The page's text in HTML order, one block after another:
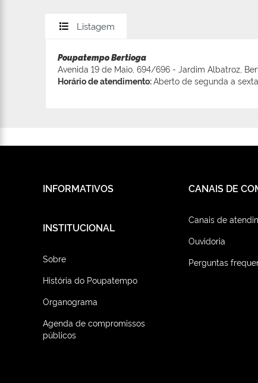
Listagem
Poupatempo Bertioga
Avenida 19 de Maio, 694/696 - Jardim Albatroz,
Horário de atendimento:Aberto de segunda a
INFORMATIVOS CANAIS DE
Canais de
Ouvidoria
Perguntas
INSTITUCIONAL
Sobre
História do Poupatempo
Organograma
Agenda de compromissos
públicos